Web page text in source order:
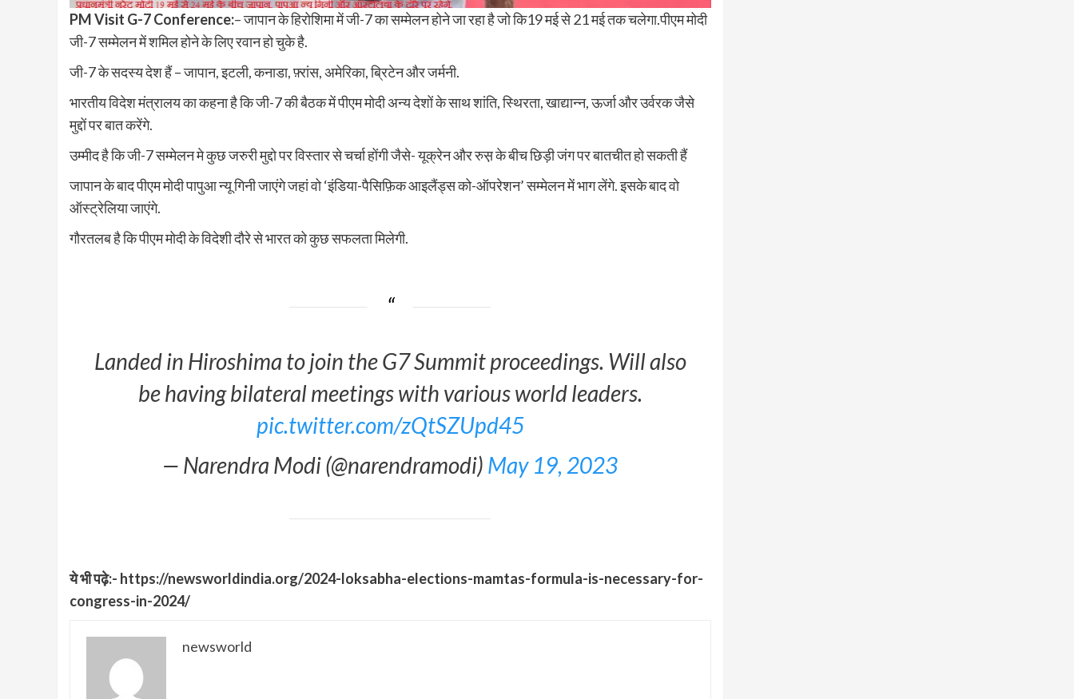
PM Visit G-7 Conference:– जापान के हिरोशिमा में जी-7 का सम्मेलन होने जा रहा है जो कि19 मई से 21 मई तक चलेगा.पीएम मोदी
जी-7 सम्मेलन में शमिल होने के लिए रवान हो चुके है.
जी-7 के सदस्य देश हैं – जापान, इटली, कनाडा, फ़्रांस, अमेरिका, ब्रिटेन और जर्मनी.
भारतीय विदेश मंत्रालय का कहना है कि जी-7 की बैठक में पीएम मोदी अन्य देशों के साथ शांति, स्थिरता, खाद्यान्न, ऊर्जा और उर्वरक जैसे
मुद्दों पर बात करेंगे.
उम्मीद है कि जी-7 सम्मेलन मे कुछ जरुरी मुद्दो पर विस्तार से चर्चा होंगी जैसे- यूक्रेन और रुस़ के बीच छिड़ी जंग पर बातचीत हो सकती हैं
जापान के बाद पीएम मोदी पापुआ न्यू गिनी जाएंगे जहां वो ‘इंडिया-पैसिफ़िक आइलैंड्स को-ऑपरेशन’ सम्मेलन में भाग लेंगे. इसके बाद वो
ऑस्ट्रेलिया जाएंगे.
गौरतलब है कि पीएम मोदी के विदेशी दौरे से भारत को कुछ सफलता मिलेगी.
Landed in Hiroshima to join the G7 Summit proceedings. Will also
be having bilateral meetings with various world leaders.
pic.twitter.com/zQtSZUpd45
— Narendra Modi (@narendramodi) May 19, 2023
ये भी पढ़े:- https://newsworldindia.org/2024-loksabha-elections-mamtas-formula-is-necessary-for-
congress-in-2024/
newsworld